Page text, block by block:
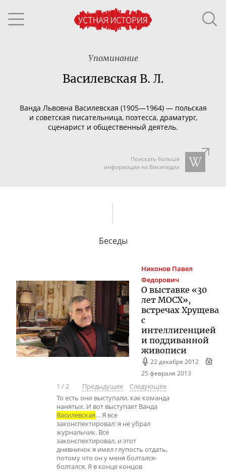
Упоминание
Василевская В. Л.
Ванда Львовна Василевская (1905—1964) — польская
и советская писательница, поэтесса, драматург,
сценарист и общественный деятель.
Поискать больше
информации на Википедии
Беседы
Никонов Павел
Федорович
О выставке «30
лет МОСХ»,
встречах Хрущева
с
интеллигенцией
и поддиванной
живописи
22 декабря 2012
25 февраля 2013
1 /2 Предыдущее
Следующее
То есть они выступали, как команда
нанятых. И вот выступает Ванда
Василевская… Я все
законспектировал: я не убрал
журнальчик. Все
законспектировал, и этот
дневничок я имел глупость отдать,
потому что он у меня болтался-
болтался. Я в конце концов